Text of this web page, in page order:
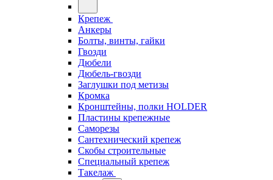
Крепеж
Анкеры
Болты, винты, гайки
Гвозди
Дюбели
Дюбель-гвозди
Заглушки под метизы
Кромка
Кронштейны, полки НОLDER
Пластины крепежные
Саморезы
Сантехнический крепеж
Скобы строительные
Специальный крепеж
Такелаж